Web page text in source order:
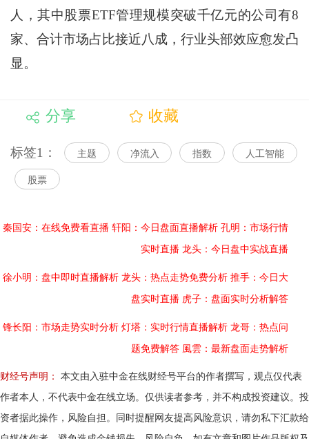
人，其中股票ETF管理规模突破千亿元的公司有8
家、合计市场占比接近八成，行业头部效应愈发凸
显。
分享 收藏
标签1： 主题 净流入 指数 人工智能
股票
秦国安：在线免费看直播 轩阳：今日盘面直播解析 孔明：市场行情
实时直播 龙头：今日盘中实战直播
徐小明：盘中即时直播解析 龙头：热点走势免费分析 推手：今日大
盘实时直播 虎子：盘面实时分析解答
锋长阳：市场走势实时分析 灯塔：实时行情直播解析 龙哥：热点问
题免费解答 風雲：最新盘面走势解析
财经号声明：
本文由入驻中金在线财经号平台的作者撰写，观点仅代表
作者本人，不代表中金在线立场。仅供读者参考，并不构成投资建议。投
资者据此操作，风险自担。同时提醒网友提高风险意识，请勿私下汇款给